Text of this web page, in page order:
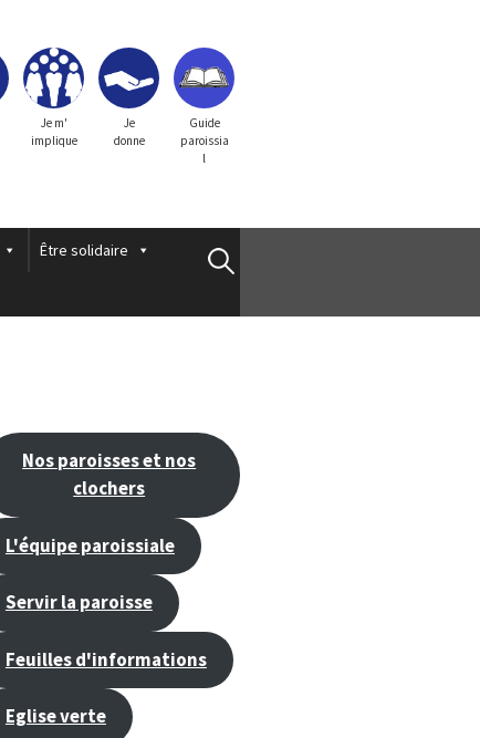
Je m'
implique
Je
donne
Guide
paroissia
l
Être solidaire Rechercher :
Nos paroisses et nos
clochers
L'équipe paroissiale
Servir la paroisse
Feuilles d'informations
Eglise verte